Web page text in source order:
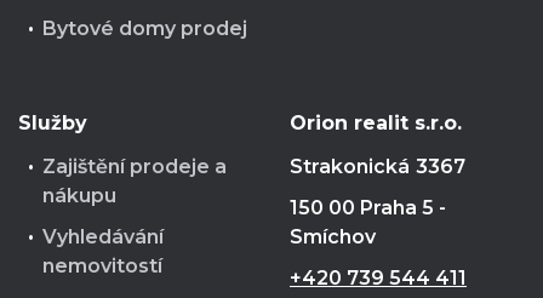
Bytové domy prodej
Služby
Zajištění prodeje a
nákupu
Vyhledávání
nemovitostí
Orion realit s.r.o.
Strakonická 3367
150 00 Praha 5 -
Smíchov
+420 739 544 411